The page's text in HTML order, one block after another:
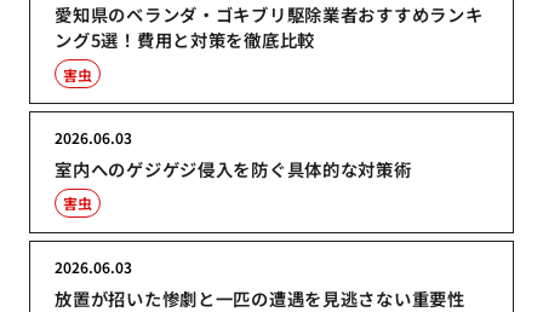
愛知県のベランダ・ゴキブリ駆除業者おすすめランキ
ング5選！費用と対策を徹底比較
害虫
室内へのゲジゲジ侵入を防ぐ具体的な対策術
2026.06.03
害虫
放置が招いた惨劇と一匹の遭遇を見逃さない重要性
2026.06.03